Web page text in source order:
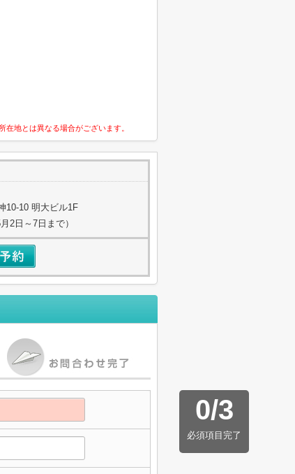
地とは異なる場合がございます。
10-10 明大ビル1F
2日～7日まで）
0/3
必須項目完了